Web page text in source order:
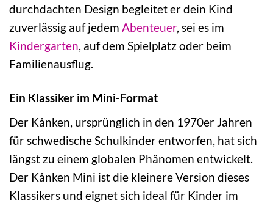
durchdachten Design begleitet er dein Kind
zuverlässig auf jedem Abenteuer, sei es im
Kindergarten, auf dem Spielplatz oder beim
Familienausflug.
Ein Klassiker im Mini-Format
Der Kånken, ursprünglich in den 1970er Jahren
für schwedische Schulkinder entworfen, hat sich
längst zu einem globalen Phänomen entwickelt.
Der Kånken Mini ist die kleinere Version dieses
Klassikers und eignet sich ideal für Kinder im